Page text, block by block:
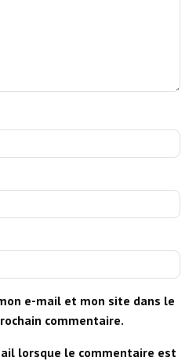
e-mail et mon site dans le
commentaire.